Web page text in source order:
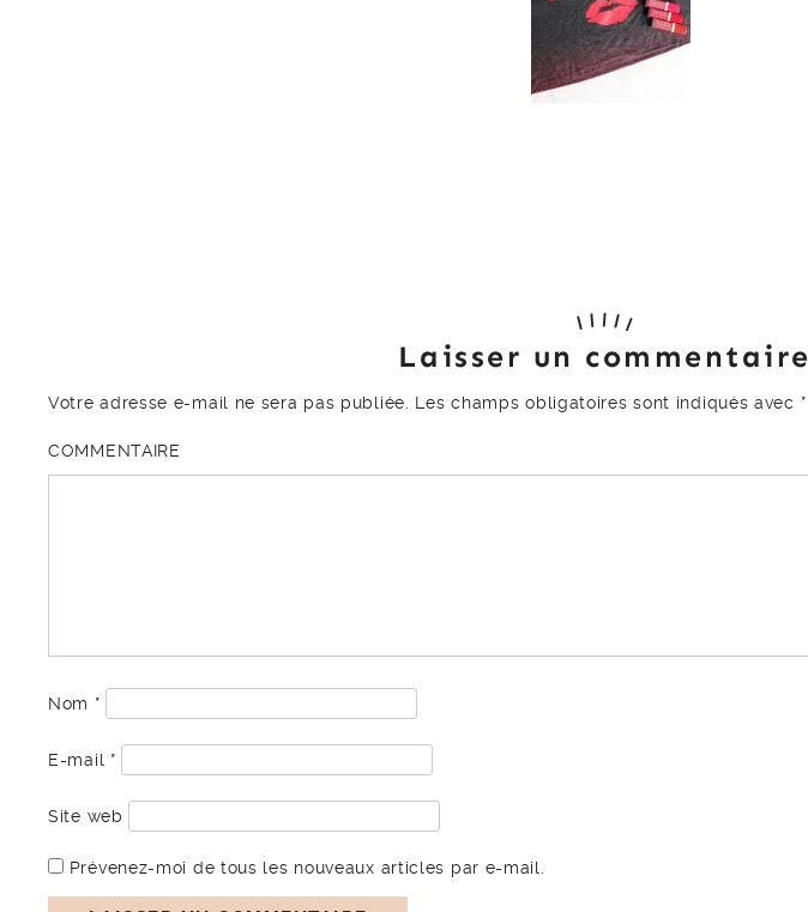
Laisser un commentaire
Votre adresse e-mail ne sera pas publiée. Les champs obligatoires sont indiqués avec *
COMMENTAIRE
Nom *
E-mail *
Site web
Prévenez-moi de tous les nouveaux articles par e-mail.